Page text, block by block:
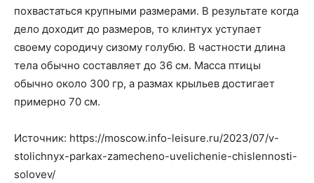
похвастаться крупными размерами. В результате когда
дело доходит до размеров, то клинтух уступает
своему сородичу сизому голубю. В частности длина
тела обычно составляет до 36 см. Масса птицы
обычно около 300 гр, а размах крыльев достигает
примерно 70 см.
Источник: https://moscow.info-leisure.ru/2023/07/v-
stolichnyx-parkax-zamecheno-uvelichenie-chislennosti-
solovev/